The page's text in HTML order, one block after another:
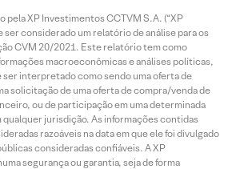
pela XP Investimentos CCTVM S.A. (“XP
ser considerado um relatório de análise para os
CVM 20/2021. Este relatório tem como
macroeconômicas e análises políticas,
ser interpretado como sendo uma oferta de
solicitação de uma oferta de compra/venda de
ou de participação em uma determinada
jurisdição. As informações contidas
razoáveis na data em que ele foi divulgado
consideradas confiáveis. A XP
segurança ou garantia, seja de forma